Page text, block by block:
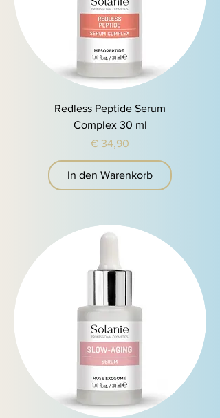
Redless Peptide Serum
Complex 30 ml
Preis
€ 34,90
In den Warenkorb